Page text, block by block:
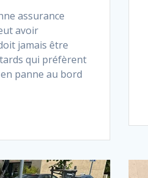
assurance
avoir
jamais être
qui préfèrent
en panne au bord